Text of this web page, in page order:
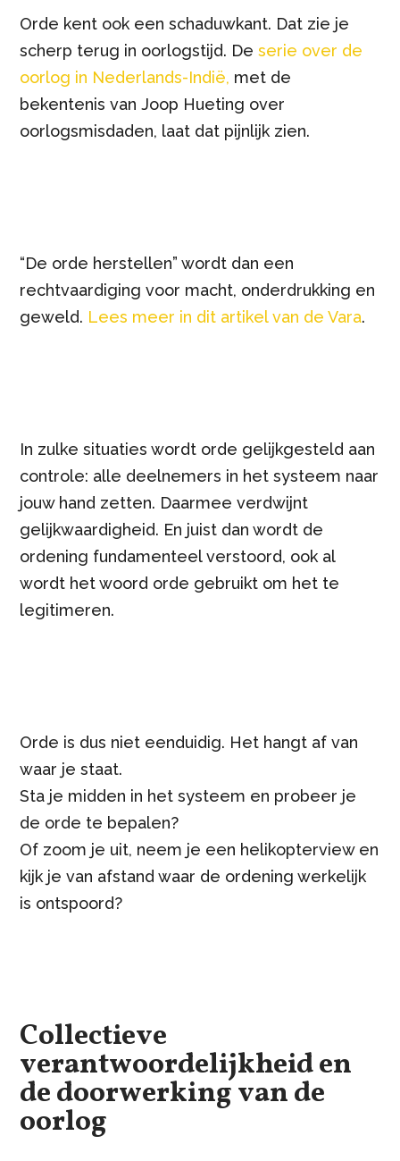
Orde kent ook een schaduwkant. Dat zie je
scherp terug in oorlogstijd. De serie over de
oorlog in Nederlands-Indië, met de
bekentenis van Joop Hueting over
oorlogsmisdaden, laat dat pijnlijk zien.
“De orde herstellen” wordt dan een
rechtvaardiging voor macht, onderdrukking en
geweld. Lees meer in dit artikel van de Vara.
In zulke situaties wordt orde gelijkgesteld aan
controle: alle deelnemers in het systeem naar
jouw hand zetten. Daarmee verdwijnt
gelijkwaardigheid. En juist dan wordt de
ordening fundamenteel verstoord, ook al
wordt het woord orde gebruikt om het te
legitimeren.
Orde is dus niet eenduidig. Het hangt af van
waar je staat.
Sta je midden in het systeem en probeer je
de orde te bepalen?
Of zoom je uit, neem je een helikopterview en
kijk je van afstand waar de ordening werkelijk
is ontspoord?
Collectieve
verantwoordelijkheid en
de doorwerking van de
oorlog